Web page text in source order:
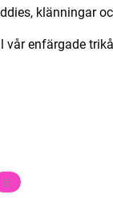
klänningar
vår enfärgade
B